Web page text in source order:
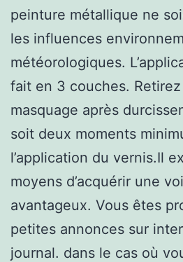
peinture métallique ne
les influences
météorologiques.
fait en 3 couches.
masquage après
soit deux moments
l’application du vernis.Il
moyens d’acquérir une
avantageux. Vous êtes
petites annonces sur
journal. dans le cas où